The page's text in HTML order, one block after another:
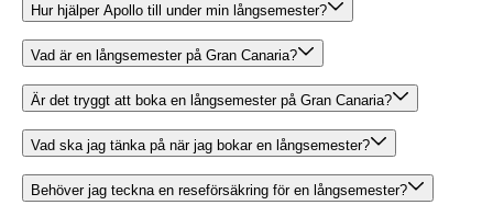
Hur hjälper Apollo till under min långsemester?
Vad är en långsemester på Gran Canaria?
Är det tryggt att boka en långsemester på Gran Canaria?
Vad ska jag tänka på när jag bokar en långsemester?
Behöver jag teckna en reseförsäkring för en långsemester?